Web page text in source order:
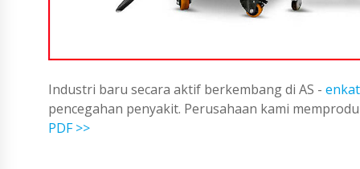
Industri baru secara aktif berkembang di AS -
pencegahan penyakit. Perusahaan kami
PDF >>